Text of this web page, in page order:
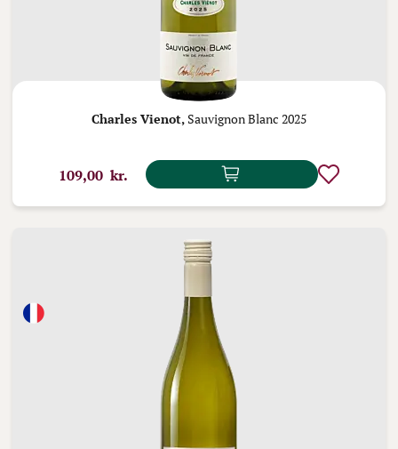
Charles Vienot,Sauvignon Blanc 2025
109,00 kr.